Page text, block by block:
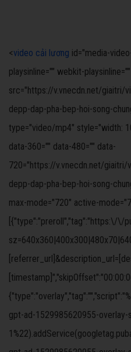
<video cải lương id="media-
playsinline="" webkit-playsinline=""
src="https://v.vnecdn.net/
depp-dap-pha-bep-hoi-song-
type="video/mp4" style="width:
data-360="" data-480="" data-
720="https://v.vnecdn.net/
depp-dap-pha-bep-hoi-song-
max-mode="720" active-
[{"type":"preroll","tag":"https:\/\/
gpt-ad-1529985620955-overlay-